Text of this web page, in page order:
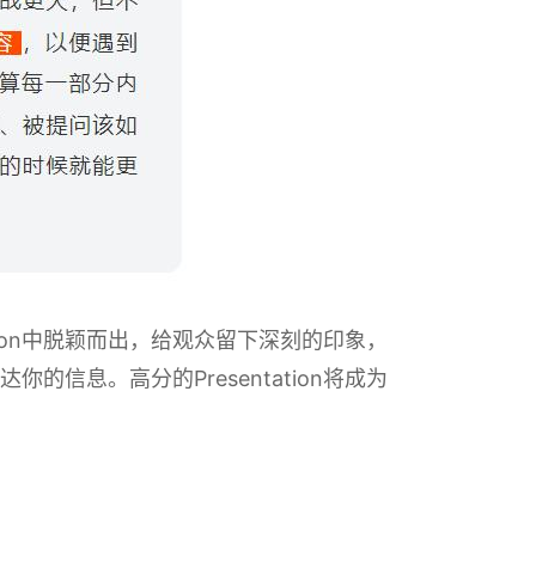
脱颖而出，给观众留下深刻的印象，
你的信息。高分的Presentation将成为